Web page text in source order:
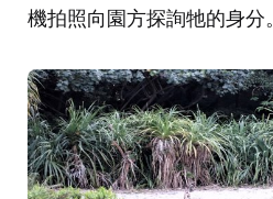
機拍照向園方探詢牠的身分。